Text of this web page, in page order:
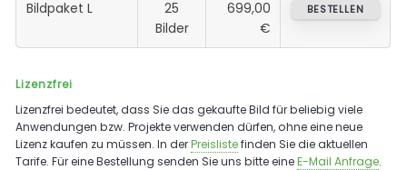
Bildpaket L
25
Bilder
699,00
€
BESTELLEN
Lizenzfrei
Lizenzfrei bedeutet, dass Sie das gekaufte Bild für beliebig viele
Anwendungen bzw. Projekte verwenden dürfen, ohne eine neue
Lizenz kaufen zu müssen. In derPreislistefinden Sie die aktuellen
Tarife. Für eine Bestellung senden Sie uns bitte eineE-Mail Anfrage.